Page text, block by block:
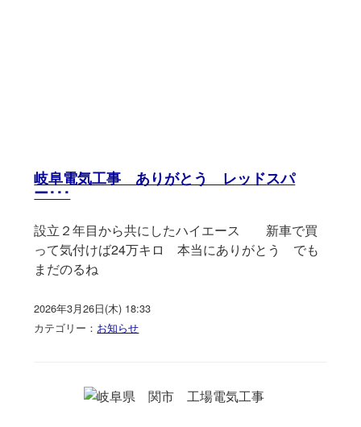
岐阜電気工事 ありがとう レッドスパ
ー･･･
設立２年目から共にしたハイエース 新車で買
って気付けば24万キロ 本当にありがとう でも
まだのるね
2026年3月26日(木) 18:33
カテゴリー： お知らせ